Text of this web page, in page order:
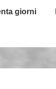
giorni